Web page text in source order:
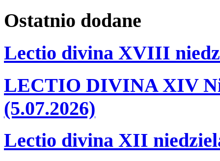
Ostatnio dodane
Lectio divina XVIII
LECTIO DIVINA XIV
(5.07.2026)
Lectio divina XII